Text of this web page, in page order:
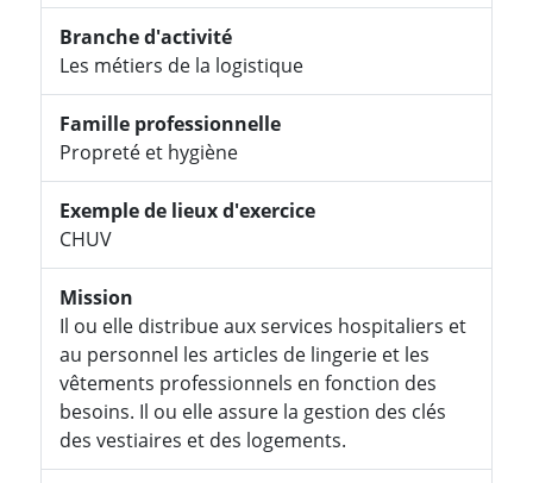
Branche d'activité
Les métiers de la logistique
Famille professionnelle
Propreté et hygiène
Exemple de lieux d'exercice
CHUV
Mission
Il ou elle distribue aux services hospitaliers et
au personnel les articles de lingerie et les
vêtements professionnels en fonction des
besoins. Il ou elle assure la gestion des clés
des vestiaires et des logements.